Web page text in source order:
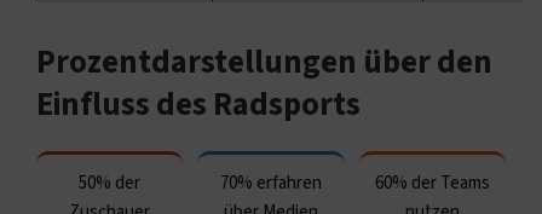
Prozentdarstellungen über den
Einfluss des Radsports
50% der
70% erfahren
60% der Teams